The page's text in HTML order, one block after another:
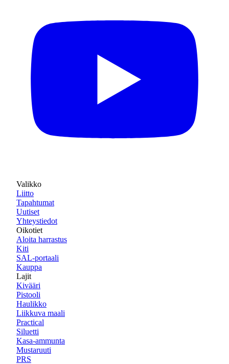
Valikko
Liitto
Tapahtumat
Uutiset
Yhteystiedot
Oikotiet
Aloita harrastus
Kiti
SAL-portaali
Kauppa
Lajit
Kivääri
Pistooli
Haulikko
Liikkuva maali
Practical
Siluetti
Kasa-ammunta
Mustaruuti
PRS